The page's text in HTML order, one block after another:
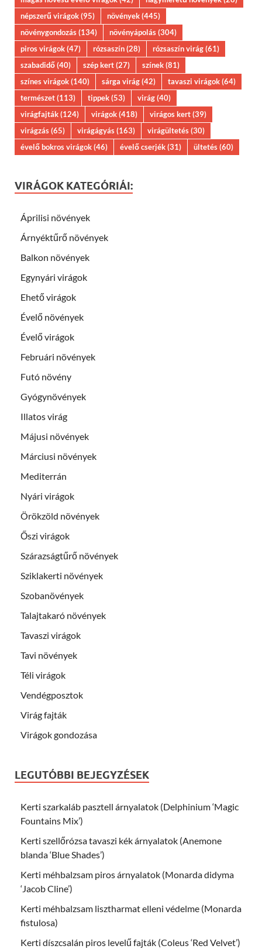
népszerű virágok(95) növények(445)
növénygondozás(134) növényápolás(304)
piros virágok(47) rózsaszín(28) rózsaszín virág(61)
szabadidő(40) szép kert(27) színek(81)
színes virágok(140) sárga virág(42) tavaszi virágok(64)
természet(113) tippek(53) virág(40)
virágfajták(124) virágok(418) virágos kert(39)
virágzás(65) virágágyás(163) virágültetés(30)
évelő bokros virágok(46) évelő cserjék(31) ültetés(60)
VIRÁGOK KATEGÓRIÁI:
Áprilisi növények
Árnyéktűrő növények
Balkon növények
Egynyári virágok
Ehető virágok
Évelő növények
Évelő virágok
Februári növények
Futó növény
Gyógynövények
Illatos virág
Májusi növények
Márciusi növények
Mediterrán
Nyári virágok
Örökzöld növények
Őszi virágok
Szárazságtűrő növények
Sziklakerti növények
Szobanövények
Talajtakaró növények
Tavaszi virágok
Tavi növények
Téli virágok
Vendégposztok
Virág fajták
Virágok gondozása
LEGUTÓBBI BEJEGYZÉSEK
Kerti szarkaláb pasztell árnyalatok (Delphinium ‘Magic
Fountains Mix’)
Kerti szellőrózsa tavaszi kék árnyalatok (Anemone
blanda ‘Blue Shades’)
Kerti méhbalzsam piros árnyalatok (Monarda didyma
‘Jacob Cline’)
Kerti méhbalzsam lisztharmat elleni védelme (Monarda
fistulosa)
Kerti díszcsalán piros levelű fajták (Coleus ‘Red Velvet’)